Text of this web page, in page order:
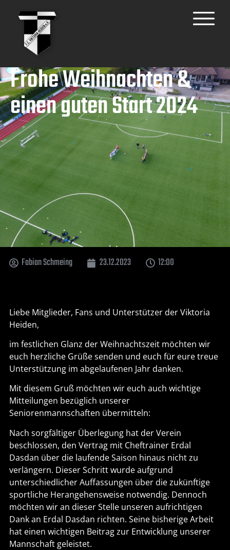
Frohe Weihnachten &
einen guten Start 2024
Fabian Schmeing 23.12.2023 12:00
Liebe Mitglieder, Fans und Unterstützer der Viktoria
Heiden,
im festlichen Glanz der Weihnachtszeit möchten wir
euch herzliche Grüße senden und euch für eure treue
Unterstützung im abgelaufenen Jahr danken.
Mit diesem Gruß möchten wir euch auch wichtige
Mitteilungen bezüglich unserer
Seniorenmannschaften übermitteln:
Nach sorgfältiger Überlegung hat der Verein
beschlossen, den Vertrag mit Cheftrainer Erdal
Dasdan über die laufende Saison hinaus nicht zu
verlängern. Dieser Schritt wurde aufgrund
unterschiedlicher Auffassungen über die zukünftige
sportliche Herangehensweise notwendig. Dennoch
möchten wir an dieser Stelle unseren aufrichtigen
Dank an Erdal Dasdan richten. Seine bisherige Arbeit
hat einen wichtigen Beitrag zur Entwicklung unserer
Mannschaft geleistet.